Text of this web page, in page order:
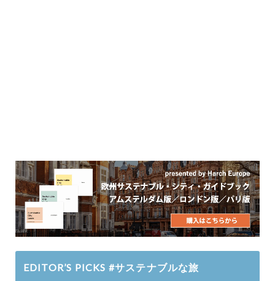
EDITOR’S PICKS #サステナブルな旅